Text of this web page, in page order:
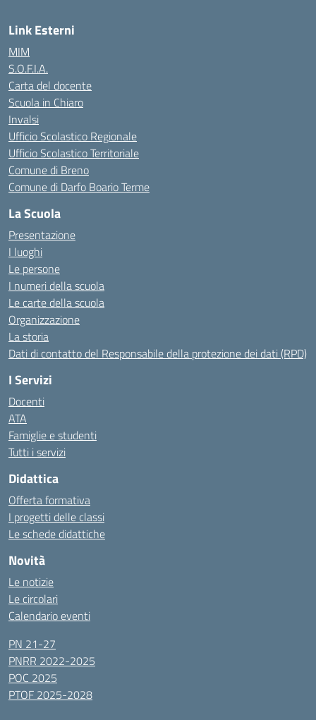
Link Esterni
MIM
S.O.F.I.A.
Carta del docente
Scuola in Chiaro
Invalsi
Ufficio Scolastico Regionale
Ufficio Scolastico Territoriale
Comune di Breno
Comune di Darfo Boario Terme
La Scuola
Presentazione
I luoghi
Le persone
I numeri della scuola
Le carte della scuola
Organizzazione
La storia
Dati di contatto del Responsabile della protezione dei dati (RPD)
I Servizi
Docenti
ATA
Famiglie e studenti
Tutti i servizi
Didattica
Offerta formativa
I progetti delle classi
Le schede didattiche
Novità
Le notizie
Le circolari
Calendario eventi
PN 21-27
PNRR 2022-2025
POC 2025
PTOF 2025-2028